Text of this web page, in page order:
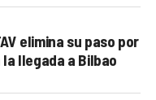
elimina su paso por
llegada a Bilbao